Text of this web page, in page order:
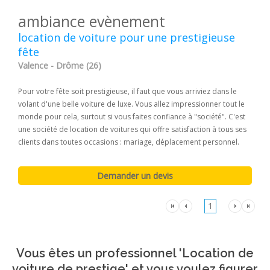
ambiance evènement
location de voiture pour une prestigieuse
fête
Valence - Drôme (26)
Pour votre fête soit prestigieuse, il faut que vous arriviez dans le
volant d'une belle voiture de luxe. Vous allez impressionner tout le
monde pour cela, surtout si vous faites confiance à "société". C'est
une société de location de voitures qui offre satisfaction à tous ses
clients dans toutes occasions : mariage, déplacement personnel.
1
Vous êtes un professionnel 'Location de